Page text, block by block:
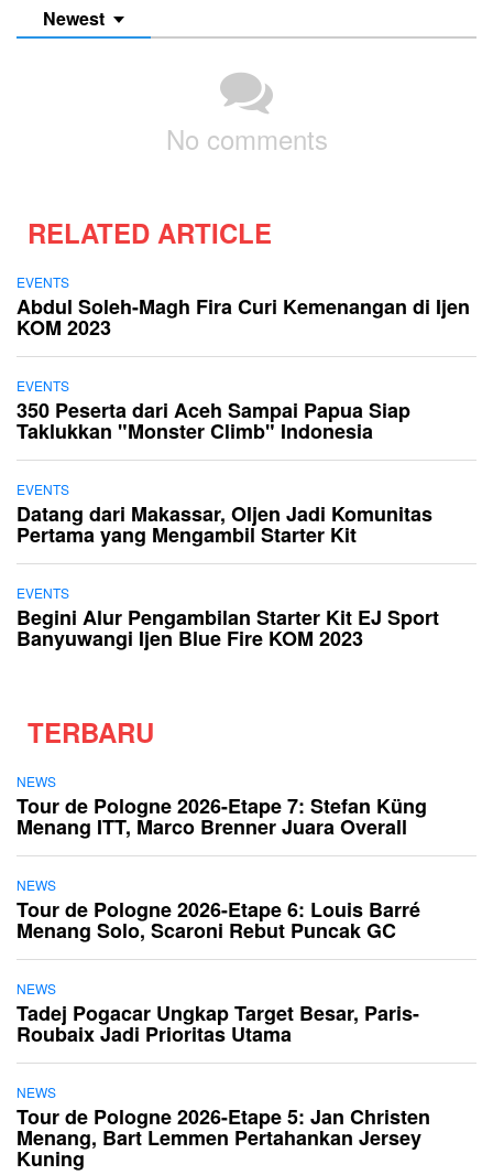
Newest
No comments
RELATED ARTICLE
EVENTS
Abdul Soleh-Magh Fira Curi Kemenangan di Ijen
KOM 2023
EVENTS
350 Peserta dari Aceh Sampai Papua Siap
Taklukkan "Monster Climb" Indonesia
EVENTS
Datang dari Makassar, Oljen Jadi Komunitas
Pertama yang Mengambil Starter Kit
EVENTS
Begini Alur Pengambilan Starter Kit EJ Sport
Banyuwangi Ijen Blue Fire KOM 2023
TERBARU
NEWS
Tour de Pologne 2026-Etape 7: Stefan Küng
Menang ITT, Marco Brenner Juara Overall
NEWS
Tour de Pologne 2026-Etape 6: Louis Barré
Menang Solo, Scaroni Rebut Puncak GC
NEWS
Tadej Pogacar Ungkap Target Besar, Paris-
Roubaix Jadi Prioritas Utama
NEWS
Tour de Pologne 2026-Etape 5: Jan Christen
Menang, Bart Lemmen Pertahankan Jersey
Kuning